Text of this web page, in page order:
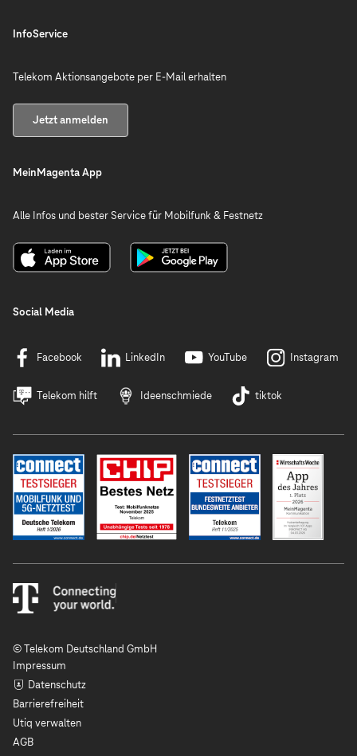
InfoService
Telekom Aktionsangebote per E-Mail erhalten
Jetzt anmelden
MeinMagenta App
Alle Infos und bester Service für Mobilfunk & Festnetz
Social Media
Facebook LinkedIn YouTube Instagram
Telekom hilft Ideenschmiede tiktok
© Telekom Deutschland GmbH
Impressum
Datenschutz
Barrierefreiheit
Utiq verwalten
AGB